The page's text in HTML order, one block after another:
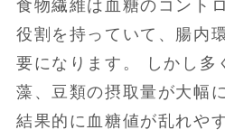
食物繊維は血糖のコント
役割を持っていて、腸内
要になります。 しかし多
藻、豆類の摂取量が大幅
結果的に血糖値が乱れや